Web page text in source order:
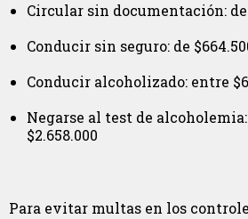
Circular sin documentación: de
Conducir sin seguro: de
Conducir alcoholizado: entre
Negarse al test de alcoholemia:
$2.658.000
Para evitar multas en los